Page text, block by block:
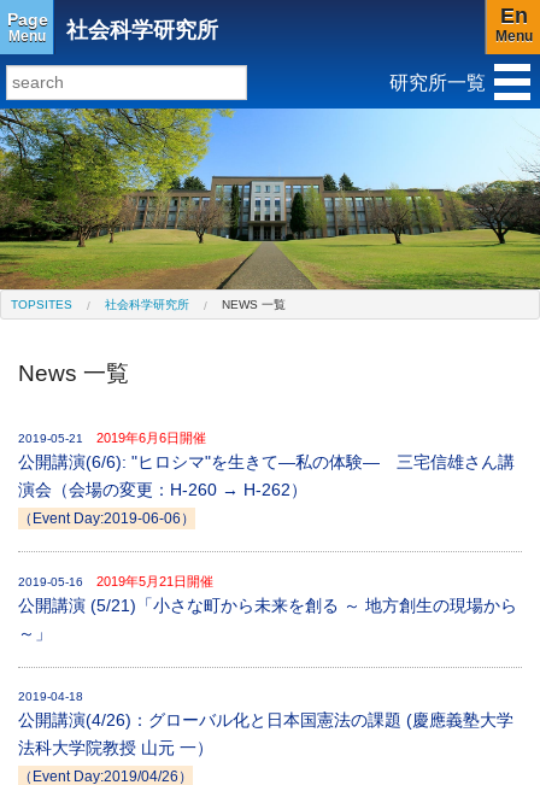
Page
Menu 社会科学研究所
En
Menu
研究所トップ 教育研究所
キリスト教と文化研究所 アジア文化研究所
平和研究所 ジェンダー研究センター
研究所一覧
TOPSITES 社会科学研究所 NEWS 一覧
News 一覧
2019-05-21 2019年6月6日開催
公開講演(6/6): "ヒロシマ"を生きて―私の体験― 三宅信雄さん講
演会（会場の変更：H-260 → H-262）
（Event Day:2019-06-06）
2019-05-16 2019年5月21日開催
公開講演 (5/21)「小さな町から未来を創る ～ 地方創生の現場から
～」
2019-04-18
公開講演(4/26)：グローバル化と日本国憲法の課題 (慶應義塾大学
法科大学院教授 山元 一）
（Event Day:2019/04/26）